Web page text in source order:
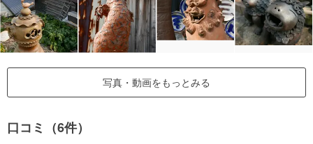
写真・動画をもっとみる
口コミ（6件）